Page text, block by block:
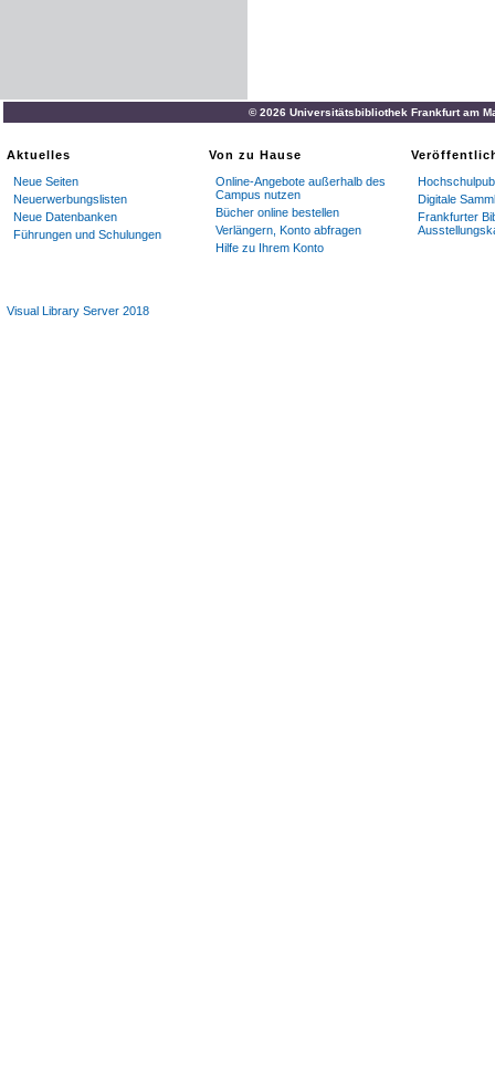
© 2026 Universitätsbibliothek Frankfurt am
Aktuelles
Neue Seiten
Neuerwerbungslisten
Neue Datenbanken
Führungen und Schulungen
Von zu Hause
Online-Angebote außerhalb des
Campus nutzen
Bücher online bestellen
Verlängern, Konto abfragen
Hilfe zu Ihrem Konto
Digitale
Frankfurter
Visual Library Server 2018